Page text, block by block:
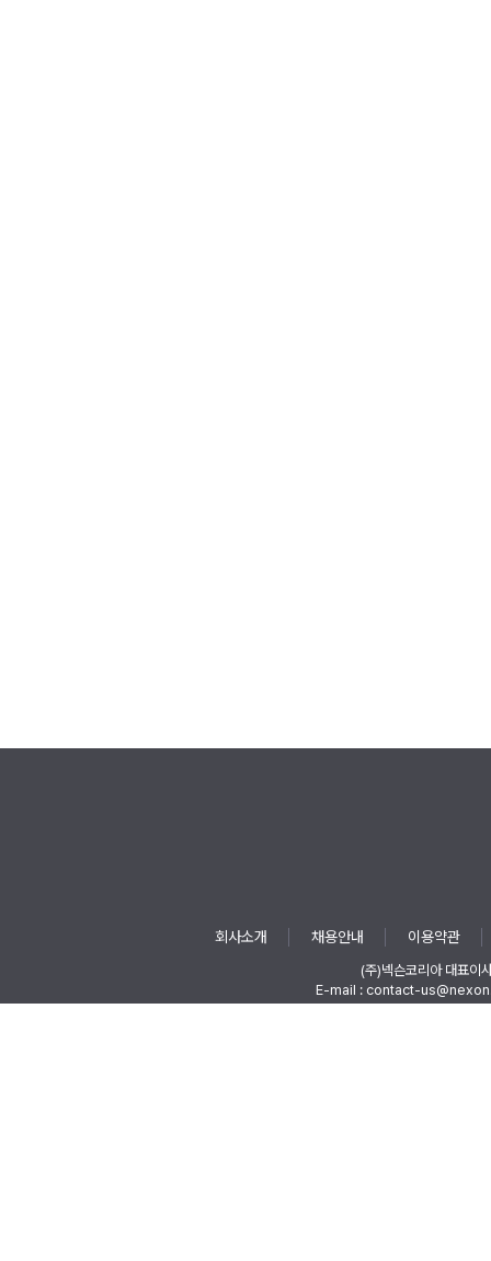
회사소개 채용안내 이용약관
(주)넥슨코리아 대표이
E-mail : contact-